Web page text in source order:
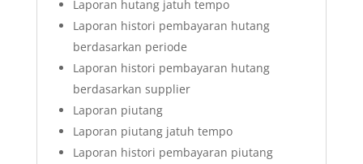
Laporan hutang jatuh tempo
Laporan histori pembayaran hutang
berdasarkan periode
Laporan histori pembayaran hutang
berdasarkan supplier
Laporan piutang
Laporan piutang jatuh tempo
Laporan histori pembayaran piutang